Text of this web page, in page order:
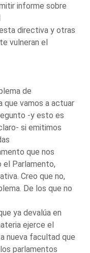
informe sobre
directiva y otras
vulneran el
de
que vamos a actuar
-y esto es
si emitimos
que nos
el Parlamento,
Creo que no,
De los que no
ya devalúa en
ejerce el
nueva facultad que
parlamentos